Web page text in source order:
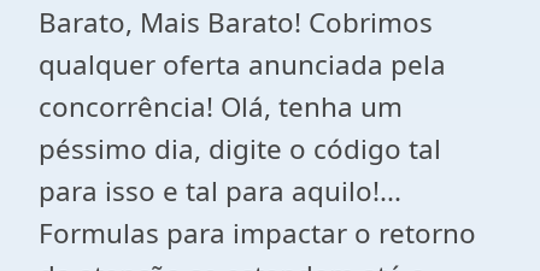
Barato, Mais Barato! Cobrimos
qualquer oferta anunciada pela
concorrência! Olá, tenha um
péssimo dia, digite o código tal
para isso e tal para aquilo!...
Formulas para impactar o retorno